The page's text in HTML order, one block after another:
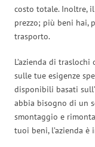
costo totale. Inoltre,
prezzo; più beni hai,
trasporto.
L’azienda di
sulle tue esigenze
disponibili basati
abbia bisogno di un
smontaggio e
tuoi beni, l’azienda